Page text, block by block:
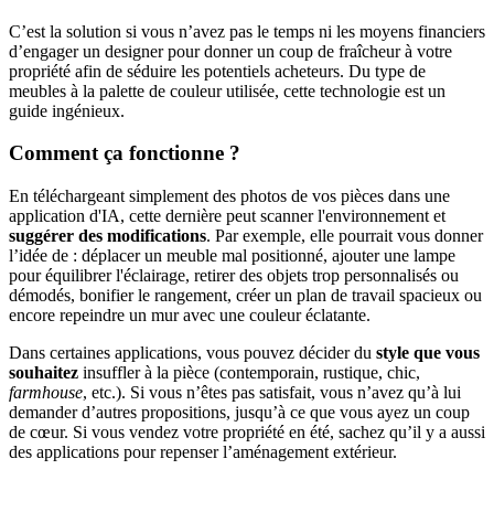
C’est la solution si vous n’avez pas le temps ni les moyens financiers
d’engager un designer pour donner un coup de fraîcheur à votre
propriété afin de séduire les potentiels acheteurs. Du type de
meubles à la palette de couleur utilisée, cette technologie est un
guide ingénieux.
Comment ça fonctionne ?
En téléchargeant simplement des photos de vos pièces dans une
application d'IA, cette dernière peut scanner l'environnement et
suggérer des modifications. Par exemple, elle pourrait vous donner
l’idée de : déplacer un meuble mal positionné, ajouter une lampe
pour équilibrer l'éclairage, retirer des objets trop personnalisés ou
démodés, bonifier le rangement, créer un plan de travail spacieux ou
encore repeindre un mur avec une couleur éclatante.
Dans certaines applications, vous pouvez décider du style que vous
souhaitez insuffler à la pièce (contemporain, rustique, chic,
farmhouse, etc.). Si vous n’êtes pas satisfait, vous n’avez qu’à lui
demander d’autres propositions, jusqu’à ce que vous ayez un coup
de cœur. Si vous vendez votre propriété en été, sachez qu’il y a aussi
des applications pour repenser l’aménagement extérieur.